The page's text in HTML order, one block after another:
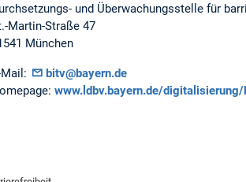
und Überwachungsstelle für
Martin-Straße 47
München
Mail:
bitv@bayern.de
www.ldbv.bayern.de/digitalisierung/